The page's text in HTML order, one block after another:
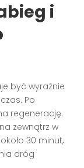
i
być wyraźnie
Po
regenerację.
zewnątrz w
30 minut,
dróg